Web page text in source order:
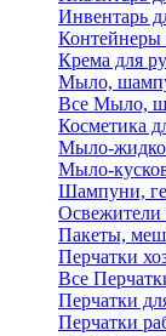
Инвентарь
Контейнеры
Крема для
Мыло,
Все Мыло,
Косметика
Мыло-
Мыло-
Шампуни,
Освежители
Пакеты,
Перчатки
Все
Перчатки
Перчатки